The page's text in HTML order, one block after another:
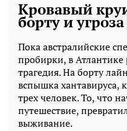
Кровавый
борту и
Пока австралийские
пробирки, в Атлантике
трагедия. На борту
вспышка хантавируса,
трех человек. То, что
путешествие,
выживание.